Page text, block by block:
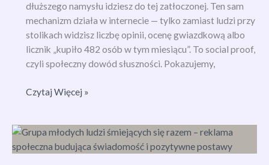
dłuższego namysłu idziesz do tej zatłoczonej. Ten sam
mechanizm działa w internecie — tylko zamiast ludzi przy
stolikach widzisz liczbę opinii, ocenę gwiazdkową albo
licznik „kupiło 482 osób w tym miesiącu”. To social proof,
czyli społeczny dowód słuszności. Pokazujemy,
Social
jak
zwiększyć
Czytaj Więcej »